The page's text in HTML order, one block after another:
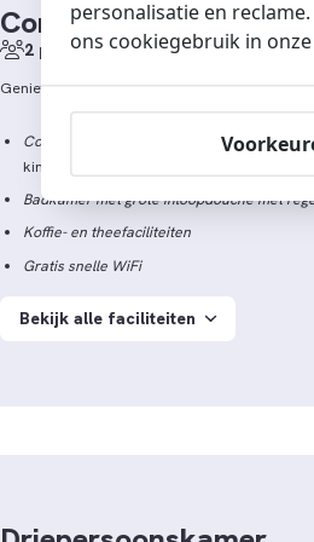
Comfort
2 personen 18-25m2
Geniet van het extra comfort van een lichte,
Comfy boxspringbedden. Kies voor aparte
kingsize bed
Badkamer met grote inloopdouche met
Koffie- en theefaciliteiten
Gratis snelle WiFi
Bekijk alle faciliteiten
personalisatie en
ons cookiegebruik in onze